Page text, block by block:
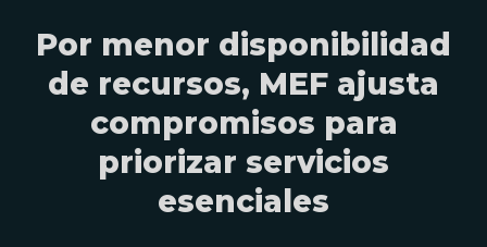
Por menor disponibilidad
de recursos, MEF ajusta
compromisos para
priorizar servicios
esenciales